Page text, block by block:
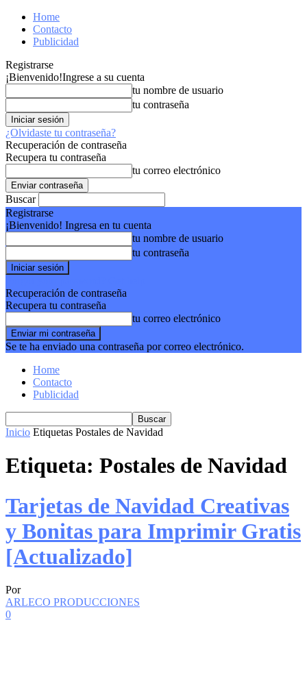
Home
Contacto
Publicidad
Registrarse
¡Bienvenido!Ingrese a su cuenta
tu nombre de usuario
tu contraseña
¿Olvidaste tu contraseña?
Recuperación de contraseña
Recupera tu contraseña
tu correo electrónico
Buscar
Registrarse
¡Bienvenido! Ingresa en tu cuenta
tu nombre de usuario
tu contraseña
Recuperación de contraseña
Recupera tu contraseña
tu correo electrónico
Se te ha enviado una contraseña por correo electrónico.
Home
Contacto
Publicidad
Inicio Etiquetas Postales de Navidad
Etiqueta: Postales de Navidad
Tarjetas de Navidad Creativas
y Bonitas para Imprimir Gratis
[Actualizado]
Por
ARLECO PRODUCCIONES
0